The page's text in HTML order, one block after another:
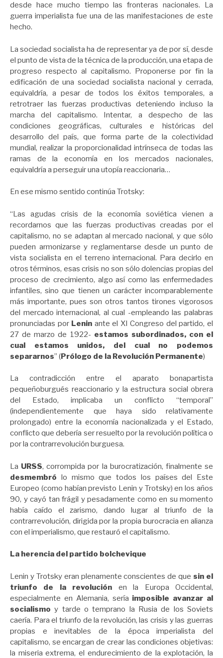
desde hace mucho tiempo las fronteras nacionales. La
guerra imperialista fue una de las manifestaciones de este
hecho.
La sociedad socialista ha de representar ya de por sí, desde
el punto de vista de la técnica de la producción, una etapa de
progreso respecto al capitalismo. Proponerse por fin la
edificación de una sociedad socialista nacional y cerrada,
equivaldría, a pesar de todos los éxitos temporales, a
retrotraer las fuerzas productivas deteniendo incluso la
marcha del capitalismo. Intentar, a despecho de las
condiciones geográficas, culturales e históricas del
desarrollo del país, que forma parte de la colectividad
mundial, realizar la proporcionalidad intrínseca de todas las
ramas de la economía en los mercados nacionales,
equivaldría a perseguir una utopía reaccionaria…
En ese mismo sentido continúa Trotsky:
“Las agudas crisis de la economía soviética vienen a
recordarnos que las fuerzas productivas creadas por el
capitalismo, no se adaptan al mercado nacional, y que sólo
pueden armonizarse y reglamentarse desde un punto de
vista socialista en el terreno internacional. Para decirlo en
otros términos, esas crisis no son sólo dolencias propias del
proceso de crecimiento, algo así como las enfermedades
infantiles, sino que tienen un carácter incomparablemente
más importante, pues son otros tantos tirones vigorosos
del mercado internacional, al cual -empleando las palabras
pronunciadas por Lenin ante el XI Congreso del partido, el
27 de marzo de 1922- estamos subordinados, con el
cual estamos unidos, del cual no podemos
separarnos” (Prólogo de la Revolución Permanente)
La contradicción entre el aparato bonapartista
pequeñoburgués reaccionario y la estructura social obrera
del Estado, implicaba un conflicto “temporal”
(independientemente que haya sido relativamente
prolongado) entre la economía nacionalizada y el Estado,
conflicto que debería ser resuelto por la revolución política o
por la contrarrevolución burguesa.
La URSS, corrompida por la burocratización, finalmente se
desmembró lo mismo que todos los países del Este
Europeo (como habían previsto Lenin y Trotsky) en los años
90, y cayó tan frágil y pesadamente como en su momento
había caído el zarismo, dando lugar al triunfo de la
contrarrevolución, dirigida por la propia burocracia en alianza
con el imperialismo, que restauró el capitalismo.
La herencia del partido bolchevique
Lenin y Trotsky eran plenamente conscientes de quesin el
triunfo de la revolución en la Europa Occidental,
especialmente en Alemania, sería imposible avanzar al
socialismo y tarde o temprano la Rusia de los Soviets
caería. Para el triunfo de la revolución, las crisis y las guerras
propias e inevitables de la época imperialista del
capitalismo, se encargan de crear las condiciones objetivas:
la miseria extrema, el endurecimiento de la explotación, la